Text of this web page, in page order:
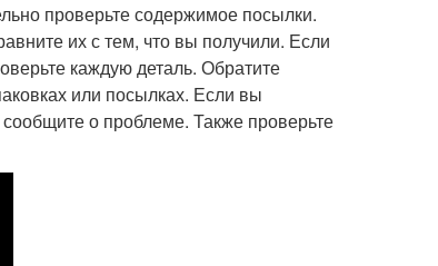
проверьте содержимое посылки.
их с тем, что вы получили. Если
каждую деталь. Обратите
или посылках. Если вы
о проблеме. Также проверьте